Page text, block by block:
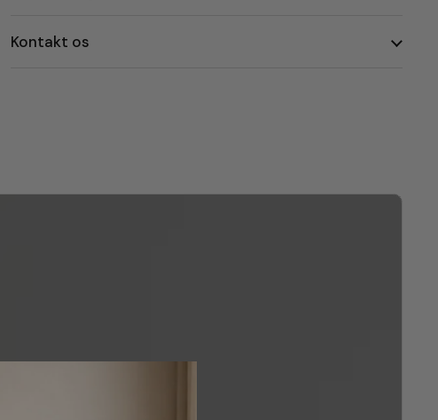
Kontakt os